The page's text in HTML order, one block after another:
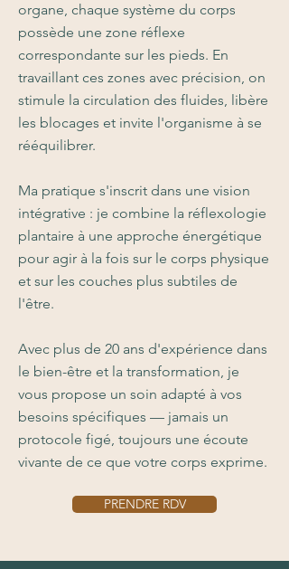
organe, chaque système du corps
possède une zone réflexe
correspondante sur les pieds. En
travaillant ces zones avec précision, on
stimule la circulation des fluides, libère
les blocages et invite l'organisme à se
rééquilibrer.
Ma pratique s'inscrit dans une vision
intégrative : je combine la réflexologie
plantaire à une approche énergétique
pour agir à la fois sur le corps physique
et sur les couches plus subtiles de
l'être.
Avec plus de 20 ans d'expérience dans
le bien-être et la transformation, je
vous propose un soin adapté à vos
besoins spécifiques — jamais un
protocole figé, toujours une écoute
vivante de ce que votre corps exprime.
PRENDRE RDV